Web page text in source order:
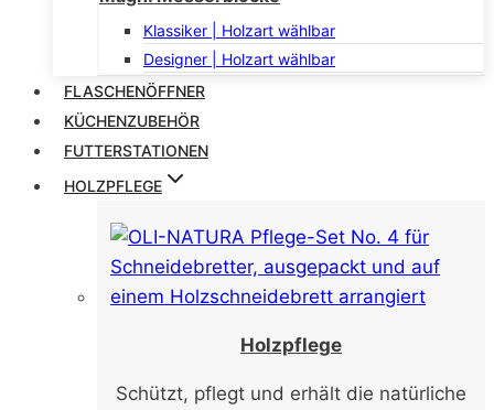
Klassiker | Holzart wählbar
Designer | Holzart wählbar
FLASCHENÖFFNER
KÜCHENZUBEHÖR
FUTTERSTATIONEN
HOLZPFLEGE
Holzpflege
Schützt, pflegt und erhält die natürliche